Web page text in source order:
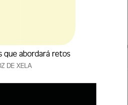
del paciente identificado como
del paciente identificado
c...